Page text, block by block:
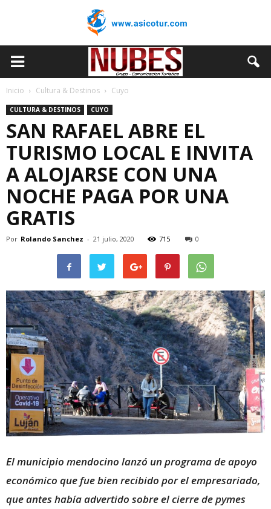
Inicio Cultura & Destinos Cuyo
CULTURA & DESTINOS CUYO
SAN RAFAEL ABRE EL
TURISMO LOCAL E INVITA
A ALOJARSE CON UNA
NOCHE PAGA POR UNA
GRATIS
Por Rolando Sanchez - 21 julio, 2020 715 0
El municipio mendocino lanzó un programa de apoyo
económico que fue bien recibido por el empresariado,
que antes había advertido sobre el cierre de pymes